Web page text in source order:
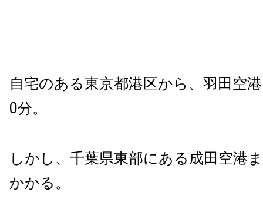
自宅のある東京都港区から、羽田空
0分。
しかし、千葉県東部にある成田空港
かかる。